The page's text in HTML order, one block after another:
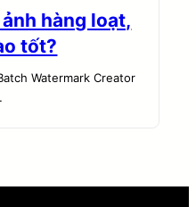
hàng loạt,
tốt?
Watermark Creator